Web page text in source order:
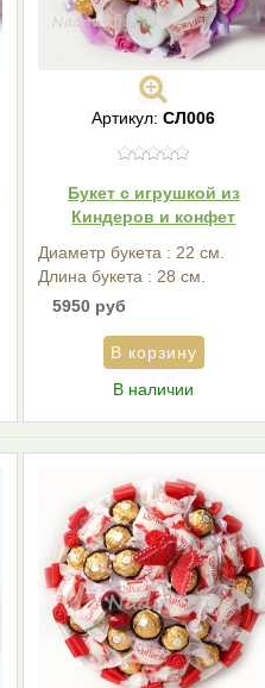
Артикул:СЛ006
Букет с игрушкой из
Киндеров и конфет
Диаметр букета : 22 см.
Длина букета : 28 см.
5950 руб
В наличии